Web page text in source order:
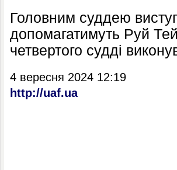
Головним суддею
допомагатимуть Руй
четвертого судді
4 вересня 2024 12:19
http://uaf.ua